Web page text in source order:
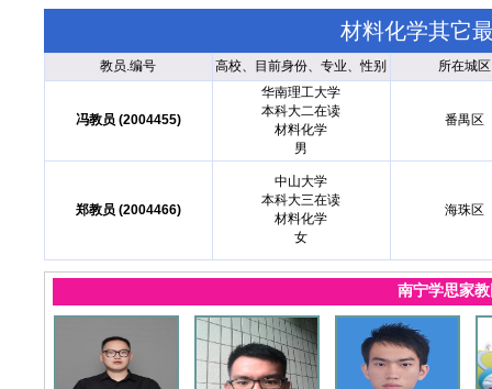
材料化学其它
教员.编号 高校、目前身份、专业、性别 所在城区
冯教员 (2004455)
华南理工大学
本科大二在读
材料化学
男
番禺区
郑教员 (2004466)
中山大学
本科大三在读
材料化学
女
海珠区
南宁学思家